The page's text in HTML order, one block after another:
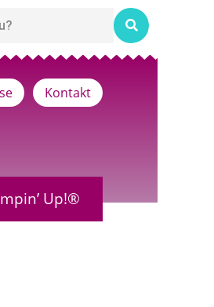
Kontakt
Up!®